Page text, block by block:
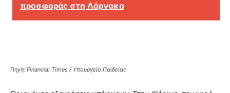
προσφοράς στη Λάρνακα
Πηγή: Financial Times / Υπουργείο Παιδείας